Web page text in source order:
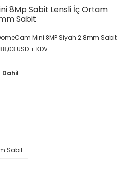
8Mp Sabit Lensli İç Ortam
Sabit
Mini 8MP Siyah 2.8mm Sabit
USD + KDV
Dahil
Sabit